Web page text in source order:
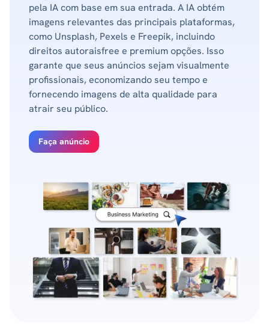
pela IA com base em sua entrada. A IA obtém
imagens relevantes das principais plataformas,
como Unsplash, Pexels e Freepik, incluindo
direitos autoraisfree e premium opções. Isso
garante que seus anúncios sejam visualmente
profissionais, economizando seu tempo e
fornecendo imagens de alta qualidade para
atrair seu público.
Faça anúncio